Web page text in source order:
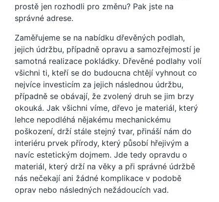
prostě jen rozhodli pro změnu? Pak jste na
správné adrese.
Zaměřujeme se na nabídku dřevěných podlah,
jejich údržbu, případně opravu a samozřejmostí je
samotná realizace pokládky. Dřevěné podlahy volí
všichni ti, kteří se do budoucna chtějí vyhnout co
nejvíce investicím za jejich následnou údržbu,
případně se obávají, že zvolený druh se jim brzy
okouká. Jak všichni víme, dřevo je materiál, který
lehce nepodléhá nějakému mechanickému
poškození, drží stále stejný tvar, přináší nám do
interiéru prvek přírody, který působí hřejivým a
navíc estetickým dojmem. Jde tedy opravdu o
materiál, který drží na věky a při správné údržbě
nás nečekají ani žádné komplikace v podobě
oprav nebo následných nežádoucích vad.